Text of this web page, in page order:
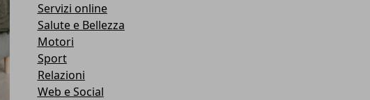
Servizi online
Salute e Bellezza
Motori
Sport
Relazioni
Web e Social